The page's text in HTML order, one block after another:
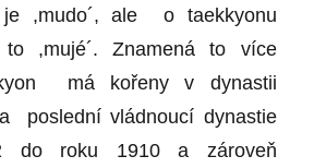
,mudo´, ale o taekkyonu
,mujé´. Znamená to více
má kořeny v dynastii
poslední vládnoucí dynastie
do roku 1910 a zároveň